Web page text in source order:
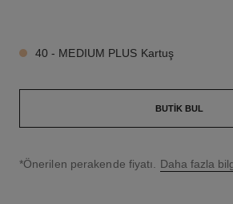
40 - MEDIUM PLUS Kartuş
BUTIK BUL
↩
*Önerilen perakende fiyatı. Daha fazla